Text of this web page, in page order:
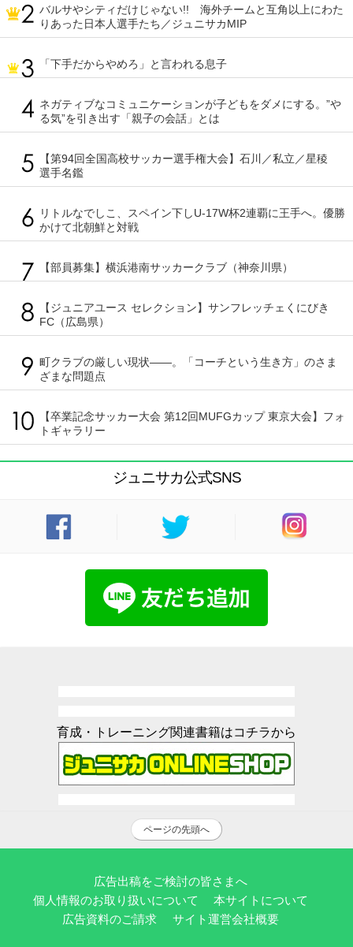
バルサやシティだけじゃない!! 海外チームと互角以上にわた
りあった日本人選手たち／ジュニサカMIP
「下手だからやめろ」と言われる息子
ネガティブなコミュニケーションが子どもをダメにする。”や
る気”を引き出す「親子の会話」とは
【第94回全国高校サッカー選手権大会】石川／私立／星稜
選手名鑑
リトルなでしこ、スペイン下しU-17W杯2連覇に王手へ。優勝
かけて北朝鮮と対戦
【部員募集】横浜港南サッカークラブ（神奈川県）
【ジュニアユース セレクション】サンフレッチェくにびき
FC（広島県）
町クラブの厳しい現状――。「コーチという生き方」のさま
ざまな問題点
【卒業記念サッカー大会 第12回MUFGカップ 東京大会】フォ
トギャラリー
ジュニサカ公式SNS
育成・トレーニング関連書籍はコチラから
ページの先頭へ
広告出稿をご検討の皆さまへ
個人情報のお取り扱いについて
本サイトについて
広告資料のご請求
サイト運営会社概要